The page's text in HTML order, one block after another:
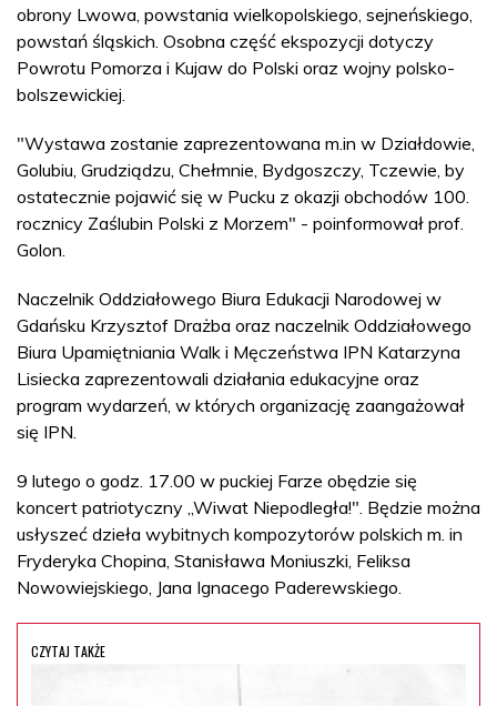
obrony Lwowa, powstania wielkopolskiego, sejneńskiego,
powstań śląskich. Osobna część ekspozycji dotyczy
Powrotu Pomorza i Kujaw do Polski oraz wojny polsko-
bolszewickiej.
"Wystawa zostanie zaprezentowana m.in w Działdowie,
Golubiu, Grudziądzu, Chełmnie, Bydgoszczy, Tczewie, by
ostatecznie pojawić się w Pucku z okazji obchodów 100.
rocznicy Zaślubin Polski z Morzem" - poinformował prof.
Golon.
Naczelnik Oddziałowego Biura Edukacji Narodowej w
Gdańsku Krzysztof Drażba oraz naczelnik Oddziałowego
Biura Upamiętniania Walk i Męczeństwa IPN Katarzyna
Lisiecka zaprezentowali działania edukacyjne oraz
program wydarzeń, w których organizację zaangażował
się IPN.
9 lutego o godz. 17.00 w puckiej Farze obędzie się
koncert patriotyczny „Wiwat Niepodległa!". Będzie można
usłyszeć dzieła wybitnych kompozytorów polskich m. in
Fryderyka Chopina, Stanisława Moniuszki, Feliksa
Nowowiejskiego, Jana Ignacego Paderewskiego.
CZYTAJ TAKŻE